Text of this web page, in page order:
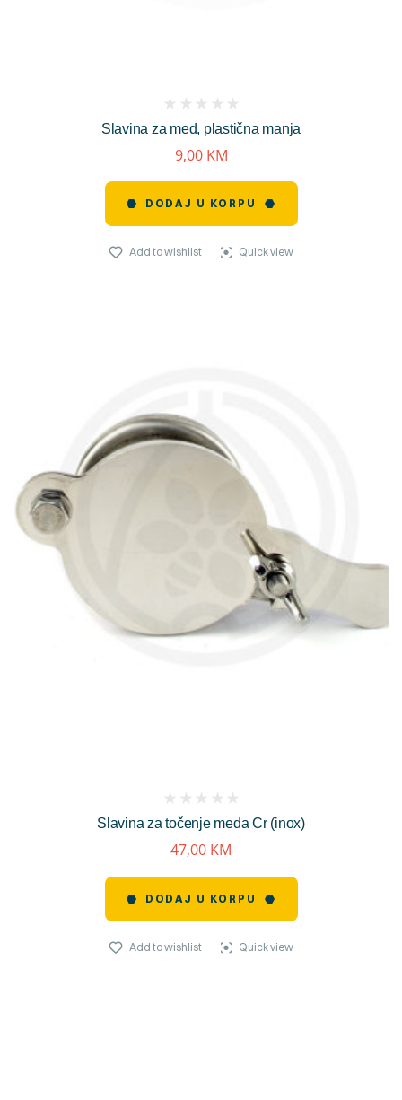
Slavina za med, plastična manja
reviews)
9,00 KM
DODAJ U KORPU
Add to wishlist Quick view
Slavina za točenje meda Cr (inox)
reviews)
47,00 KM
DODAJ U KORPU
Add to wishlist Quick view